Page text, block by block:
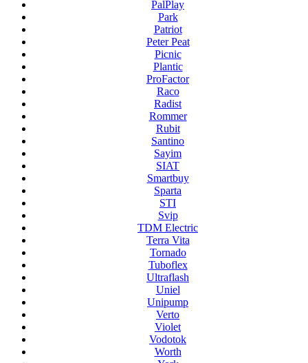
PalPlay
Park
Patriot
Peter Peat
Picnic
Plantic
ProFactor
Raco
Radist
Rommer
Rubit
Santino
Sayim
SIAT
Smartbuy
Sparta
STI
Svip
TDM Electric
Terra Vita
Tornado
Tuboflex
Ultraflash
Uniel
Unipump
Verto
Violet
Vodotok
Worth